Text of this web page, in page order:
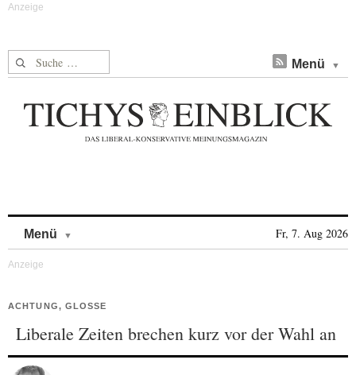
Suche nach: Menü
Menü Fr, 7. Aug 2026
ACHTUNG, GLOSSE
Liberale Zeiten brechen kurz vor der Wahl an